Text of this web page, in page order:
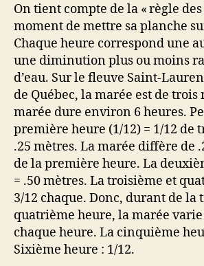
On tient compte de la « règle des
moment de mettre sa planche
Chaque heure correspond une
une diminution plus ou moins
d’eau. Sur le fleuve Saint-
de Québec, la marée est de trois
marée dure environ 6 heures.
première heure (1/12) = 1/12 de
.25 mètres. La marée diffère de
de la première heure. La
= .50 mètres. La troisième et
3/12 chaque. Donc, durant de la
quatrième heure, la marée
chaque heure. La cinquième
Sixième heure : 1/12.